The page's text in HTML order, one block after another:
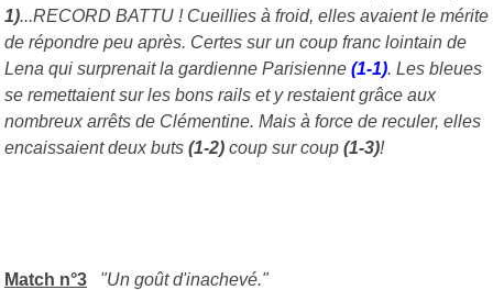
1)...RECORD BATTU ! Cueillies à froid, elles avaient le mérite
de répondre peu après. Certes sur un coup franc lointain de
Lena qui surprenait la gardienne Parisienne (1-1). Les bleues
se remettaient sur les bons rails et y restaient grâce aux
nombreux arrêts de Clémentine. Mais à force de reculer, elles
encaissaient deux buts (1-2) coup sur coup (1-3)!
Match n°3 "Un goût d'inachevé."